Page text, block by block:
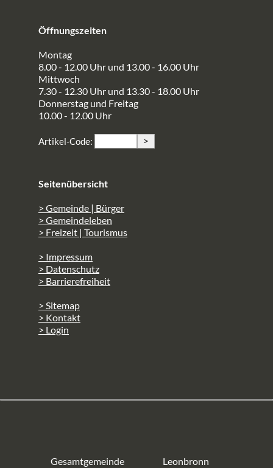
Öffnungszeiten
Montag
8.00 - 12.00 Uhr und 13.00 - 16.00 Uhr
Mittwoch
7.30 - 12.30 Uhr und 13.30 - 18.00 Uhr
Donnerstag und Freitag
10.00 - 12.00 Uhr
Artikel-Code: >
Seitenübersicht
> Gemeinde | Bürger
> Gemeindeleben
> Freizeit | Tourismus
> Impressum
> Datenschutz
> Barrierefreiheit
> Sitemap
> Kontakt
> Login
Gesamtgemeinde Leonbronn